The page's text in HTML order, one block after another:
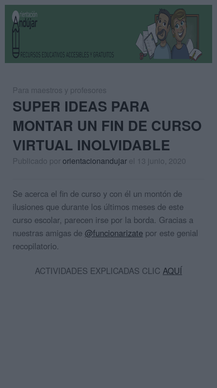
Para maestros y profesores
SUPER IDEAS PARA
MONTAR UN FIN DE CURSO
VIRTUAL INOLVIDABLE
Publicado pororientacionandujar el 13 junio, 2020
Se acerca el fin de curso y con él un montón de
ilusiones que durante los últimos meses de este
curso escolar, parecen irse por la borda. Gracias a
nuestras amigas de @funcionarizate por este genial
recopilatorio.
ACTIVIDADES EXPLICADAS CLIC AQUÍ